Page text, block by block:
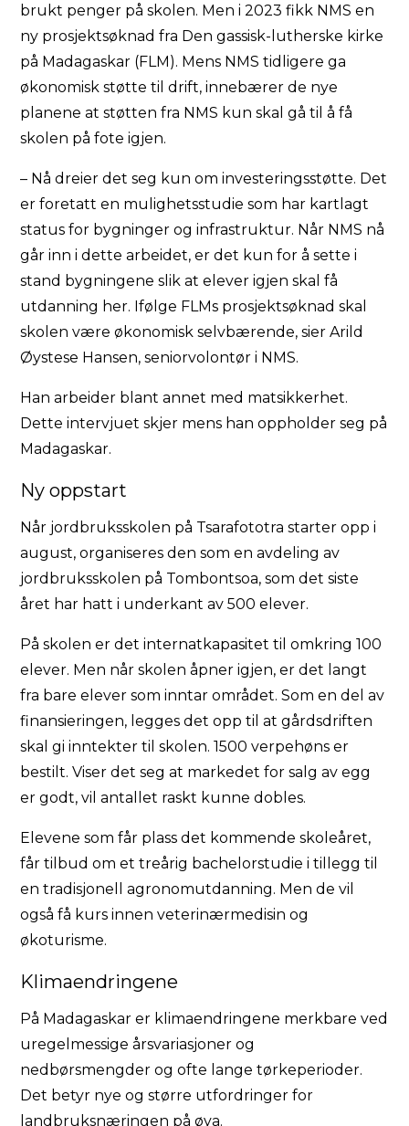
brukt penger på skolen. Men i 2023 fikk NMS en
ny prosjektsøknad fra Den gassisk-lutherske kirke
på Madagaskar (FLM). Mens NMS tidligere ga
økonomisk støtte til drift, innebærer de nye
planene at støtten fra NMS kun skal gå til å få
skolen på fote igjen.
– Nå dreier det seg kun om investeringsstøtte. Det
er foretatt en mulighetsstudie som har kartlagt
status for bygninger og infrastruktur. Når NMS nå
går inn i dette arbeidet, er det kun for å sette i
stand bygningene slik at elever igjen skal få
utdanning her. Ifølge FLMs prosjektsøknad skal
skolen være økonomisk selvbærende, sier Arild
Øystese Hansen, seniorvolontør i NMS.
Han arbeider blant annet med matsikkerhet.
Dette intervjuet skjer mens han oppholder seg på
Madagaskar.
Ny oppstart
Når jordbruksskolen på Tsarafototra starter opp i
august, organiseres den som en avdeling av
jordbruksskolen på Tombontsoa, som det siste
året har hatt i underkant av 500 elever.
På skolen er det internatkapasitet til omkring 100
elever. Men når skolen åpner igjen, er det langt
fra bare elever som inntar området. Som en del av
finansieringen, legges det opp til at gårdsdriften
skal gi inntekter til skolen. 1500 verpehøns er
bestilt. Viser det seg at markedet for salg av egg
er godt, vil antallet raskt kunne dobles.
Elevene som får plass det kommende skoleåret,
får tilbud om et treårig bachelorstudie i tillegg til
en tradisjonell agronomutdanning. Men de vil
også få kurs innen veterinærmedisin og
økoturisme.
Klimaendringene
På Madagaskar er klimaendringene merkbare ved
uregelmessige årsvariasjoner og
nedbørsmengder og ofte lange tørkeperioder.
Det betyr nye og større utfordringer for
landbruksnæringen på øya.